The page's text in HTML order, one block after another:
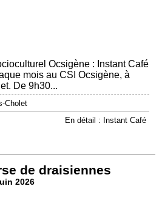
Ocsigène : Instant Café
mois au CSI Ocsigène, à
De 9h30...
Cholet
En détail : Instant Café
de draisiennes
2026